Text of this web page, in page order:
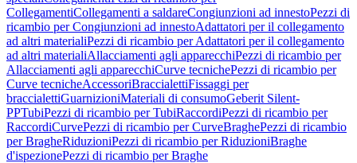
CollegamentiCollegamenti a saldareCongiunzioni ad innestoPezzi di
ricambio per Congiunzioni ad innestoAdattatori per il collegamento
ad altri materialiPezzi di ricambio per Adattatori per il collegamento
ad altri materialiAllacciamenti agli apparecchiPezzi di ricambio per
Allacciamenti agli apparecchiCurve tecnichePezzi di ricambio per
Curve tecnicheAccessoriBraccialettiFissaggi per
braccialettiGuarnizioniMateriali di consumoGeberit Silent-
PPTubiPezzi di ricambio per TubiRaccordiPezzi di ricambio per
RaccordiCurvePezzi di ricambio per CurveBraghePezzi di ricambio
per BragheRiduzioniPezzi di ricambio per RiduzioniBraghe
d'ispezionePezzi di ricambio per Braghe